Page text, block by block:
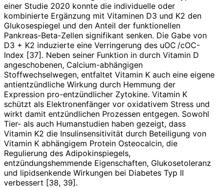
einer Studie 2020 konnte die individuelle oder
kombinierte Ergänzung mit Vitaminen D3 und K2 den
Glukosespiegel und den Anteil der funktionellen
Pankreas-Beta-Zellen signifikant senken. Die Gabe von
D3 + K2 induzierte eine Verringerung des uOC /cOC-
Index [37]. Neben seiner Funktion in durch Vitamin D
angeschobenen, Calcium-­abhängigen
Stoffwechselwegen, entfaltet Vitamin K auch eine eigene
antientzündliche Wirkung durch Hemmung der
Expression pr­o-entzündlicher Zytokine. Vitamin K
schützt als Elektronenfänger vor oxidativem Stress und
wirkt damit entzündlichen Prozessen entgegen. Sowohl
Tier- als auch Humanstudien haben gezeigt, dass
Vitamin K2 die Insulinsensitivität durch Beteiligung von
Vitamin K abhängigem Protein Osteocalcin, die
Regulierung des Adipokinspiegels,
entzündungshemmende Eigenschaften, Glukosetoleranz
und lipidsenkende Wirkungen bei Diabetes Typ II
verbessert [38, 39].